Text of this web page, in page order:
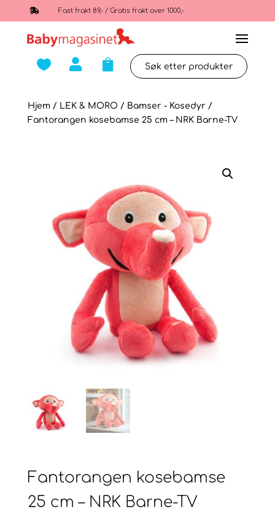
 Fast frakt 89,- / Gratis frakt over 1000,-
  
Hjem/ LEK & MORO / Bamser - Kosedyr /
Fantorangen kosebamse 25 cm – NRK Barne-TV
Fantorangen kosebamse
25 cm – NRK Barne-TV